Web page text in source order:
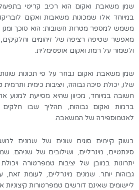
שמן משאבת ואקום הוא רכיב קריטי
במיוחד אלו שמכונות משאבות ואקום
משמש למספר מטרות חשובות: הוא סוכך ומגן
מאפשר שטיפה רציפה של זיהומים
ולשמור על רמת ואקום אופטימלית.
שמן משאבת ואקום נבחר על פי תכונות
שלו, יכולת סיכה גבוהה, ויציבות כימית
חשובה במיוחד, מכיוון שהיא מסייעת
ברמות ואקום גבוהות, תהליך שבו
לאטמוספירה של המשאבה.
בשוק קיימים סוגים שונים של שמנים
סינתטיים, מינרליים, ושילובים של שניהם.
יתרונות במובן של יציבות טמפרטורה
גבוהות יותר. שמנים מינרליים, לעומת זאת,
ליישומים שאינם דורשים טמפרטורות קיצוניות